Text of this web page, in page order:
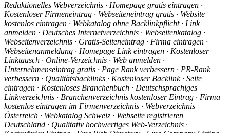
Redaktionelles Webverzeichnis · Homepage gratis eintragen ·
Kostenloser Firmeneintrag · Webseiteneintrag gratis · Website
kostenlos eintragen · Webkatalog ohne Backlinkpflicht · Link
anmelden · Deutsches Internetverzeichnis · Webseitenkatalog ·
Webseitenverzeichnis · Gratis-Seiteneintrag · Firma eintragen ·
Webseitenanmeldung · Homepage Link eintragen · Kostenloser
Linktausch · Online-Verzeichnis · Web anmelden ·
Unternehmenseintrag gratis · Page Rank verbessern · PR-Rank
verbessern · Qualitätsbacklinks · Kostenloser Backlink · Seite
eintragen · Kostenloses Branchenbuch · Deutschsprachiges
Linkverzeichnis · Branchenverzeichnis kostenloser Eintrag · Firma
kostenlos eintragen im Firmenverzeichnis · Webverzeichnis
Österreich · Webkatalog Schweiz · Webseite registrieren
Deutschland · Qualitativ hochwertiges Web-Verzeichnis ·